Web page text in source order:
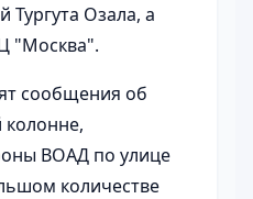
Тургута Озала, а
"Москва".
сообщения об
ВОАД по улице
количестве